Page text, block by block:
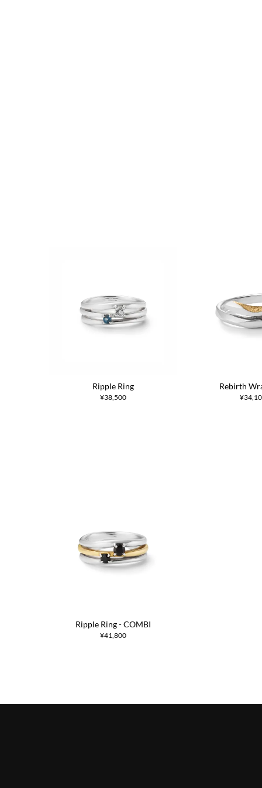
Ripple Ring
¥38,500
Rebirth
Ripple Ring - COMBI
¥41,800